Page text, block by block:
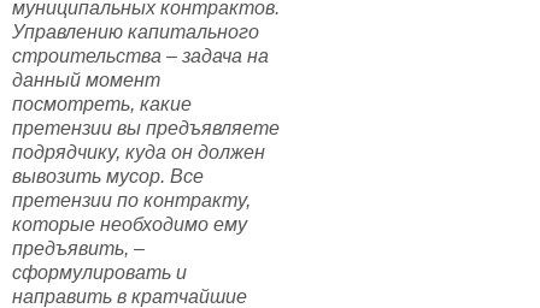
муниципальных контрактов.
Управлению капитального
строительства – задача на
данный момент
посмотреть, какие
претензии вы предъявляете
подрядчику, куда он должен
вывозить мусор. Все
претензии по контракту,
которые необходимо ему
предъявить, –
сформулировать и
направить в кратчайшие